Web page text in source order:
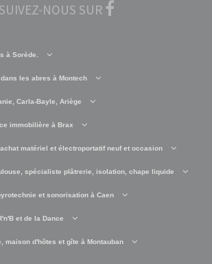
SUIVEZ-NOUS SUR
à Sorède.
les abres à Montech
Carla-Bayle, Ariège
immobilière à Brax
matériel et électroportatif neuf et occasion
spécialiste plâtrerie, isolation, chape liquide
et sonorisation à Caen
et de la Dance
maison d'hôtes et gîte à Montauban